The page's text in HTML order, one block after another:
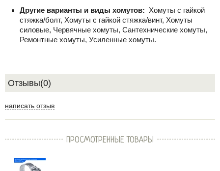
Другие варианты и виды хомутов: Хомуты с гайкой
стяжка/болт, Хомуты с гайкой стяжка/винт, Хомуты
силовые, Червячные хомуты, Сантехнические хомуты,
Ремонтные хомуты, Усиленные хомуты.
Отзывы(0)
написать отзыв
ПРОСМОТРЕННЫЕ ТОВАРЫ